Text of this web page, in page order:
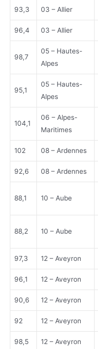
93,3 03 – Allier
96,4 03 – Allier
98,7
05 – Hautes-
Alpes
95,1
05 – Hautes-
Alpes
104,1
06 – Alpes-
Maritimes
102 08 – Ardennes
92,6 08 – Ardennes
88,1 10 – Aube
88,2 10 – Aube
97,3 12 – Aveyron
96,1 12 – Aveyron
90,6 12 – Aveyron
92 12 – Aveyron
98,5 12 – Aveyron